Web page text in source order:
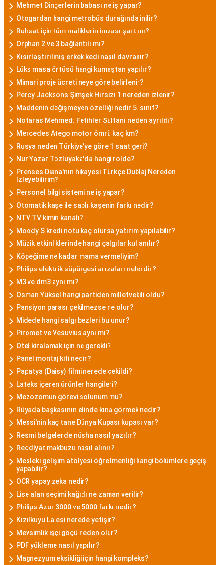
Mehmet Dinçerlerin babası ne iş yapar?
Otogardan hangi metrobüs durağında inilir?
Ruhsat için tüm maliklerin imzası şart mı?
Orphan 2 ve 3 bağlantılı mı?
Kısırlaştırılmış erkek kedi nasıl davranır?
Lüks masa örtüsü hangi kumaştan yapılır?
Mimari proje ücreti neye göre belirlenir?
Percy Jacksons Şimşek Hırsızı 1 nereden izlenir?
Maddenin değişmeyen özelliği nedir 5. sınıf?
Notaras Mehmed: Fetihler Sultanı neden ayrıldı?
Mercedes Atego motor ömrü kaç km?
Rusya neden Türkiye'ye göre 1 saat geri?
Nur Yazar Tozluyaka'da hangi rolde?
Prenses Diana'nın hikayesi Türkçe Dublaj Nereden
İzleyebilirim?
Personel bilgi sistemi ne iş yapar?
Otomatik kaşe ile saplı kaşenin farkı nedir?
NTV TV kimin kanalı?
Moody S kredi notu kaç olursa yatırım yapılabilir?
Müzik etkinliklerinde hangi çalgılar kullanılır?
Köpeğime ne kadar mama vermeliyim?
Philips elektrik süpürgesi arızaları nelerdir?
M3 ve dm3 aynı mı?
Osman Yüksel hangi partiden milletvekili oldu?
Pansiyon parası çekilmezse ne olur?
Midede hangi salgı bezleri bulunur?
Piromet ve Vesuvius aynı mı?
Otel kiralamak için ne gerekli?
Panel montaj kiti nedir?
Papatya (Daisy) filmi nerede çekildi?
Lateks içeren ürünler hangileri?
Mezozomun görevi solunum mu?
Rüyada başkasının elinde kına görmek nedir?
Messi'nin kaç tane Dünya Kupası kupası var?
Resmi belgelerde nüsha nasıl yazılır?
Reddiyat makbuzu nasıl alınır?
Mesleki gelişim atölyesi öğretmenliği hangi bölümlere geçiş
yapabilir?
OCR yapay zeka nedir?
Lise alan seçimi kağıdı ne zaman verilir?
Philips Azur 3000 ve 5000 farkı nedir?
Kızılkuyu Lalesi nerede yetişir?
Mevsimlik işçi göçü neden olur?
PDF yükleme nasıl yapılır?
Magnezyum eksikliği için hangi kompleks?